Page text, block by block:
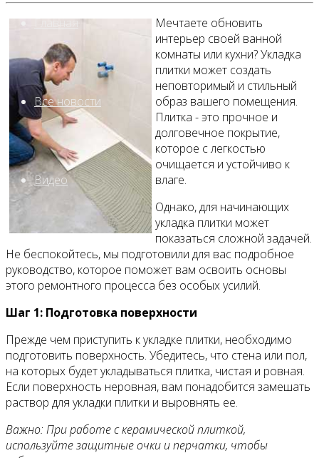
Главная
Все новости
Видео
Мечтаете обновить
интерьер своей ванной
комнаты или кухни? Укладка
плитки может создать
неповторимый и стильный
образ вашего помещения.
Плитка - это прочное и
долговечное покрытие,
которое с легкостью
очищается и устойчиво к
влаге.
Однако, для начинающих
укладка плитки может
показаться сложной задачей.
Не беспокойтесь, мы подготовили для вас подробное
руководство, которое поможет вам освоить основы
этого ремонтного процесса без особых усилий.
Шаг 1: Подготовка поверхности
Прежде чем приступить к укладке плитки, необходимо
подготовить поверхность. Убедитесь, что стена или пол,
на которых будет укладываться плитка, чистая и ровная.
Если поверхность неровная, вам понадобится замешать
раствор для укладки плитки и выровнять ее.
Важно: При работе с керамической плиткой,
используйте защитные очки и перчатки, чтобы